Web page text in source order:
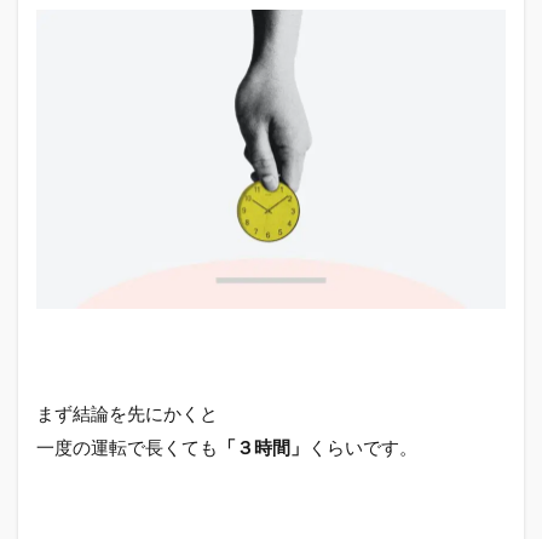
まず結論を先にかくと
一度の運転で長くても
「３時間」 くらいです。